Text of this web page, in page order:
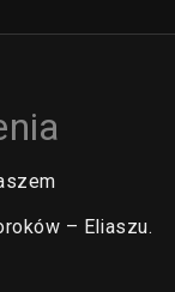
– Eliaszu.